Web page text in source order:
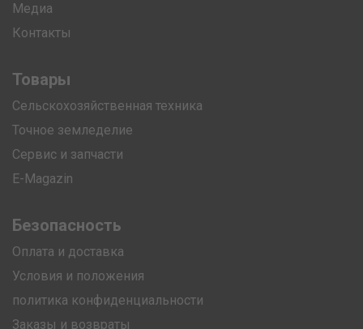
Медиа
Контакты
Товары
Сельскохозяйственная техника
Точное земледелие
Сервис и запчасти
E-Magazin
Безопасность
Оплата и доставка
Условия и положения
политика конфиденциальности
Заказы и возвраты